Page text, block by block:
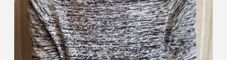
Александр Гримайло
Режиссер, сценарист, автор книг
о цирке, продюссер